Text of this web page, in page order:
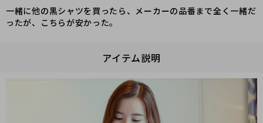
一緒に他の黒シャツを買ったら、メーカーの品番まで全く一緒だ
ったが、こちらが安かった。
アイテム説明